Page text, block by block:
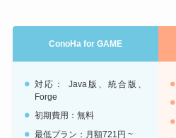
ConoHa for GAME
対応： Java版、統合版、
Forge
初期費用：無料
最低プラン：月額721円 ~